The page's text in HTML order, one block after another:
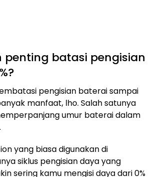
penting batasi pengisian
pengisian baterai sampai
manfaat, lho. Salah satunya
umur baterai dalam
yang biasa digunakan di
siklus pengisian daya yang
sering kamu mengisi daya dari 0%